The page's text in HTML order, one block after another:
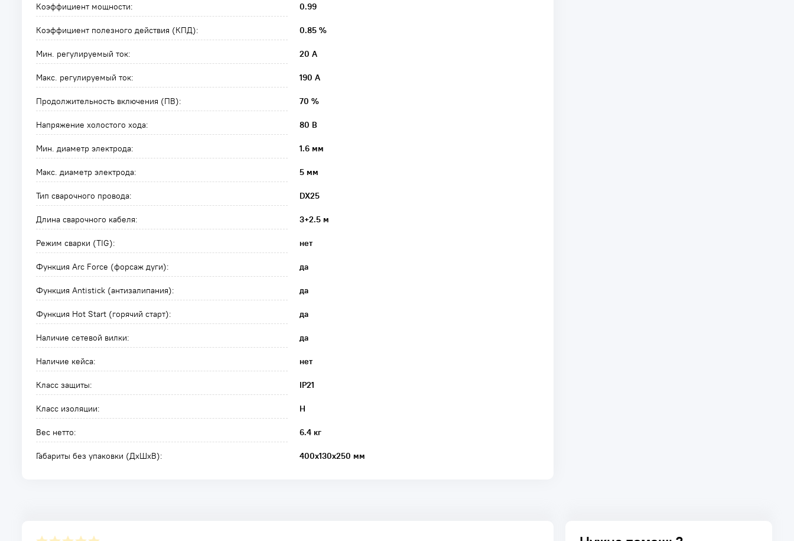
Коэффициент мощности: 0.99
Коэффициент полезного действия (КПД): 0.85 %
Мин. регулируемый ток: 20 А
Макс. регулируемый ток: 190 А
Продолжительность включения (ПВ): 70 %
Напряжение холостого хода: 80 В
Мин. диаметр электрода: 1.6 мм
Макс. диаметр электрода: 5 мм
Тип сварочного провода: DX25
Длина сварочного кабеля: 3+2.5 м
Режим сварки (TIG): нет
Функция Arc Force (форсаж дуги): да
Функция Antistick (антизалипания): да
Функция Hot Start (горячий старт): да
Наличие сетевой вилки: да
Наличие кейса: нет
Класс защиты: IP21
Класс изоляции: H
Вес нетто: 6.4 кг
Габариты без упаковки (ДxШxВ): 400х130х250 мм